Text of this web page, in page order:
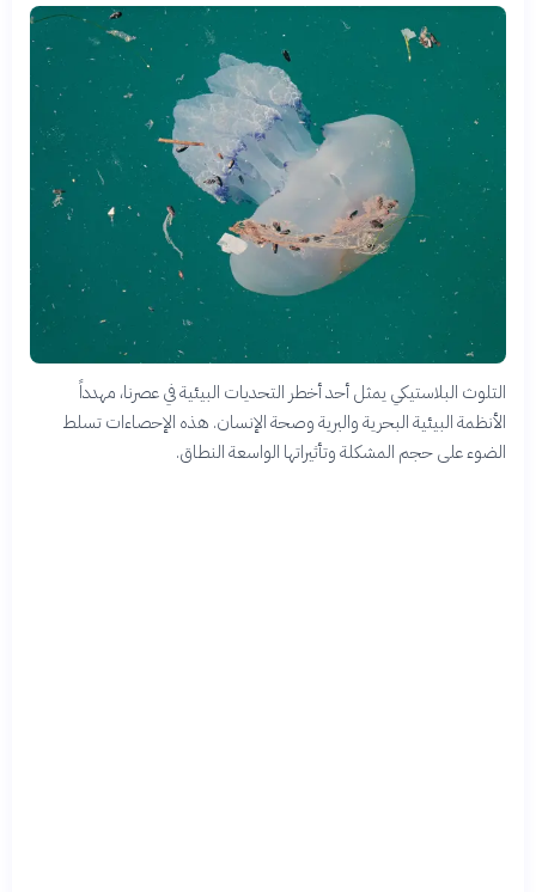
التلوث البلاستيكي يمثل أحد أخطر التحديات البيئية في عصرنا، مهدداً
الأنظمة البيئية البحرية والبرية وصحة الإنسان. هذه الإحصاءات تسلط
الضوء على حجم المشكلة وتأثيراتها الواسعة النطاق.